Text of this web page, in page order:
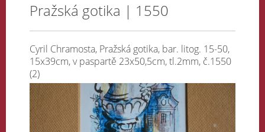
Pražská gotika | 1550
Cyril Chramosta, Pražská gotika, bar. litog. 15-50,
15x39cm, v paspartě 23x50,5cm, tl.2mm, č.1550
(2)